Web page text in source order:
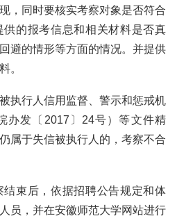
，同时要核实考察对象是否符合
的报考信息和相关材料是否真
避的情形等方面的情况。并提供
。
执行人信用监督、警示和惩戒机
办发〔2017〕24号）等文件精
属于失信被执行人的，考察不合
结束后，依据招聘公告规定和体
员，并在安徽师范大学网站进行